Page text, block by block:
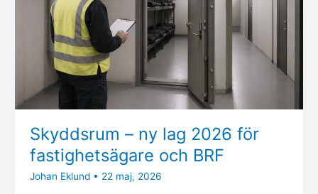
Skyddsrum – ny lag 2026 för
fastighetsägare och BRF
Johan Eklund • 22 maj, 2026
fastighetsägare